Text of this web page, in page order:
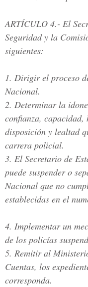
ARTÍCULO 4.- El
Seguridad y la
siguientes:
1. Dirigir el proceso
Nacional.
2. Determinar la
confianza,
disposición y lealtad
carrera policial.
3. El Secretario de
puede suspender o
Nacional que no
establecidas en el
4. Implementar un
de los policías
5. Remitir al
Cuentas, los
corresponda.